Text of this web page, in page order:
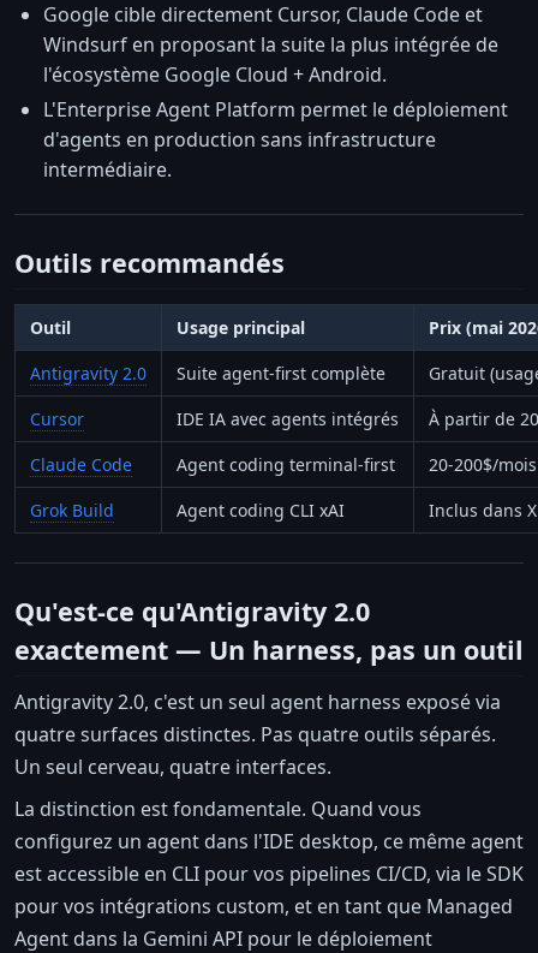
Google cible directement Cursor, Claude Code et
Windsurf en proposant la suite la plus intégrée de
l'écosystème Google Cloud + Android.
L'Enterprise Agent Platform permet le déploiement
d'agents en production sans infrastructure
intermédiaire.
Outils recommandés
Outil Usage principal
Prix (mai
Antigravity 2.0
Suite agent-first complète
Gratuit
Cursor
IDE IA avec agents intégrés
À partir de
Claude Code
Agent coding terminal-first
20-200$/
Grok Build
Agent coding CLI xAI Inclus dans
Qu'est-ce qu'Antigravity 2.0
exactement — Un harness, pas un outil
Antigravity 2.0, c'est un seul agent harness exposé via
quatre surfaces distinctes. Pas quatre outils séparés.
Un seul cerveau, quatre interfaces.
La distinction est fondamentale. Quand vous
configurez un agent dans l'IDE desktop, ce même agent
est accessible en CLI pour vos pipelines CI/CD, via le SDK
pour vos intégrations custom, et en tant que Managed
Agent dans la Gemini API pour le déploiement